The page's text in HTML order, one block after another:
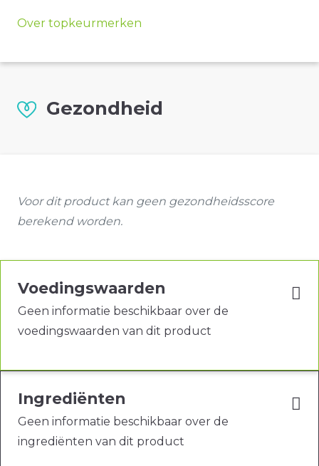
Over topkeurmerken
Gezondheid
Voor dit product kan geen gezondheidsscore
berekend worden.
Voedingswaarden
Geen informatie beschikbaar over de
voedingswaarden van dit product
Ingrediënten
Geen informatie beschikbaar over de
ingrediënten van dit product